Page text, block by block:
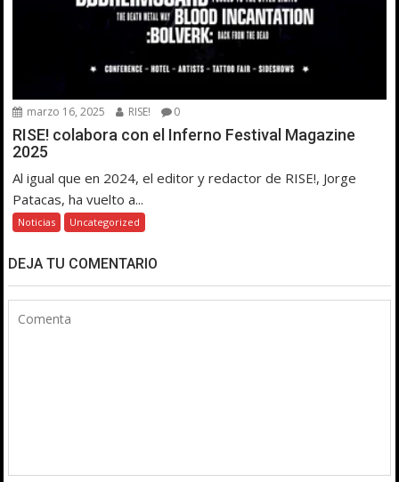
marzo 16, 2025 RISE! 0
RISE! colabora con el Inferno Festival Magazine
2025
Al igual que en 2024, el editor y redactor de RISE!, Jorge
Patacas, ha vuelto a...
Noticias Uncategorized
DEJA TU COMENTARIO